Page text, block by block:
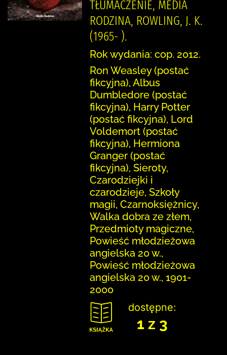
TŁUMACZENIE, MEDIA
RODZINA, ROWLING, J. K.
(1965- ).
Rok wydania: cop. 2012.
Ron Weasley (postać
fikcyjna), Albus
Dumbledore (postać
fikcyjna), Harry Potter
(postać fikcyjna), Lord
Voldemort (postać
fikcyjna), Hermiona
Granger (postać
fikcyjna), Sieroty,
Czarodziejki i
czarodzieje, Szkoły
magii, Czarnoksiężnicy,
Walka dobra ze złem,
Przedmioty magiczne,
Powieść młodzieżowa
angielska 20 w.,
Powieść młodzieżowa
angielska 20 w., 1901-
2000
dostępne:
1 z 3